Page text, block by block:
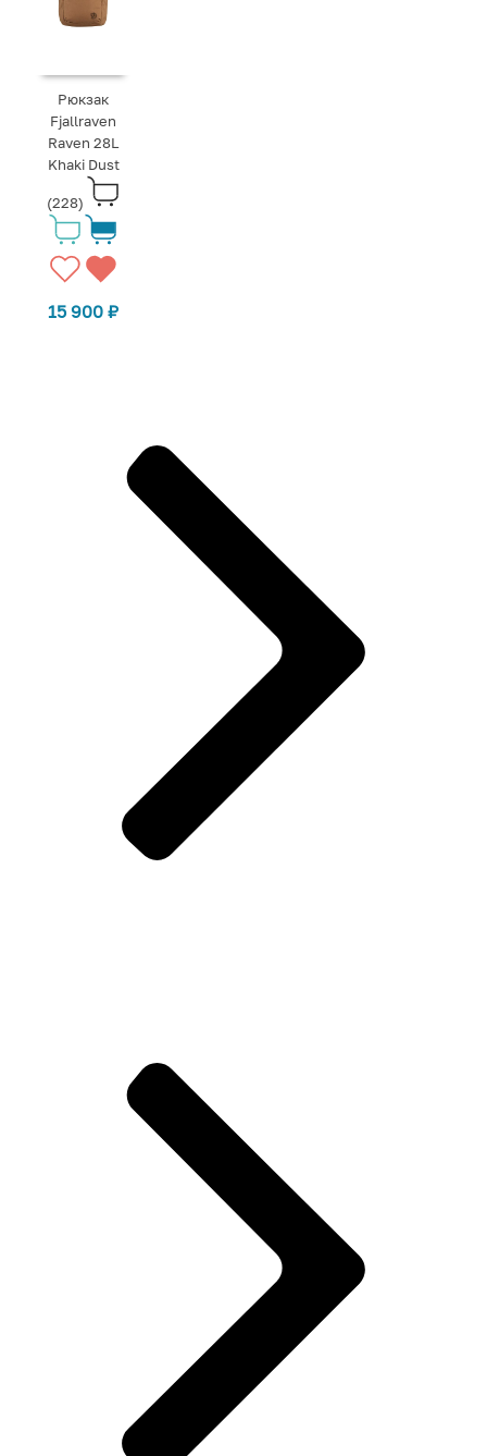
Рюкзак
Fjallraven
Raven 28L
Khaki Dust
(228)
15 900₽